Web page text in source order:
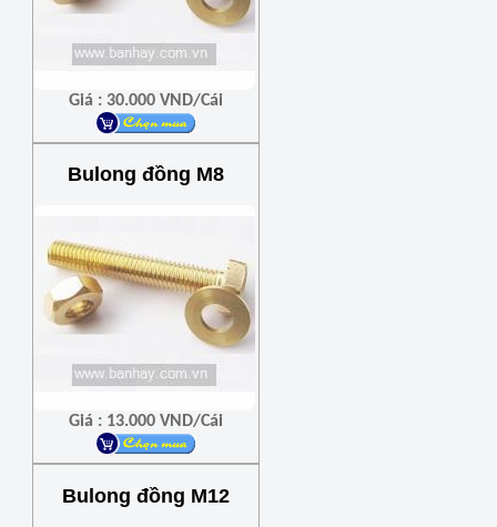
Giá : 30.000 VND/Cái
Bulong đồng M8
Giá : 13.000 VND/Cái
Bulong đồng M12